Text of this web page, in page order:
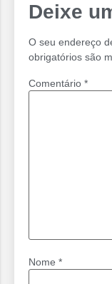
Deixe
O seu endereço
obrigatórios são
Comentário *
Nome *